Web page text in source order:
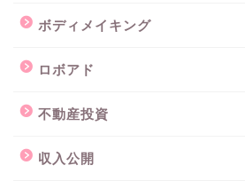
ボディメイキング
ロボアド
不動産投資
収入公開